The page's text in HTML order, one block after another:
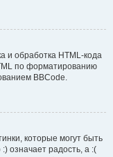
и обработка HTML-кода
по форматированию
BBCode.
которые могут быть
означает радость, а :(